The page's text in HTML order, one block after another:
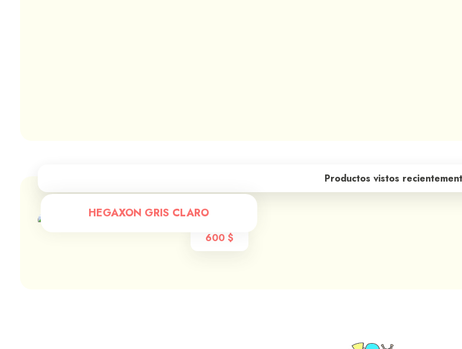
Productos vistos
HEGAXON GRIS CLARO
600 $